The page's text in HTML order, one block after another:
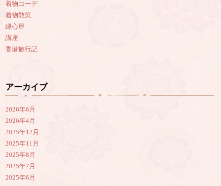
着物コーデ
着物散策
縁心屋
講座
香港旅行記
アーカイブ
2026年6月
2026年4月
2025年12月
2025年11月
2025年8月
2025年7月
2025年6月